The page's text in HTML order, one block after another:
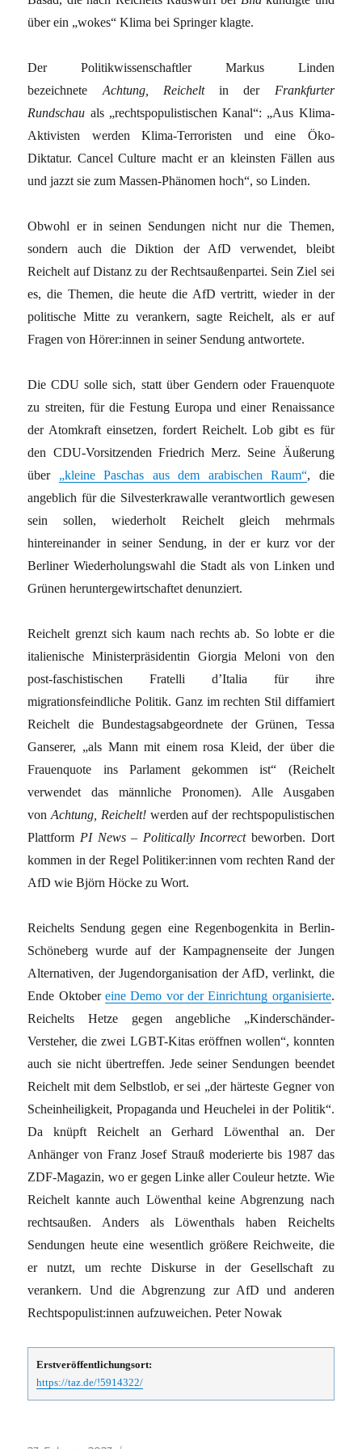
über ein „wokes“ Klima bei Springer klagte.
Der Politikwissenschaftler Markus Linden
bezeichnete Achtung, Reicheltin der Frankfurter
Rundschau als „rechtspopulistischen Kanal“: „Aus Klima-
Aktivisten werden Klima-Terroristen und eine Öko-
Diktatur. Cancel Culture macht er an kleinsten Fällen aus
und jazzt sie zum Massen-Phänomen hoch“, so Linden.
Obwohl er in seinen Sendungen nicht nur die Themen,
sondern auch die Diktion der AfD verwendet, bleibt
Reichelt auf Distanz zu der Rechtsaußenpartei. Sein Ziel sei
es, die Themen, die heute die AfD vertritt, wieder in der
politische Mitte zu verankern, sagte Reichelt, als er auf
Fragen von Hö­re­r:in­nen in seiner Sendung antwortete.
Die CDU solle sich, statt über Gendern oder Frauenquote
zu streiten, für die Festung Europa und einer Renaissance
der Atomkraft einsetzen, fordert Reichelt. Lob gibt es für
den CDU-Vorsitzenden Friedrich Merz. Seine Äußerung
über „kleine Paschas aus dem arabischen Raum“, die
angeblich für die Silvesterkrawalle verantwortlich gewesen
sein sollen, wiederholt Reichelt gleich mehrmals
hintereinander in seiner Sendung, in der er kurz vor der
Berliner Wiederholungswahl die Stadt als von Linken und
Grünen heruntergewirtschaftet denunziert.
Reichelt grenzt sich kaum nach rechts ab. So lobte er die
italienische Ministerpräsidentin Giorgia Meloni von den
post-faschistischen Fratelli d’Italia für ihre
migrationsfeindliche Politik. Ganz im rechten Stil diffamiert
Reichelt die Bundestagsabgeordnete der Grünen, Tessa
Ganserer, „als Mann mit einem rosa Kleid, der über die
Frauenquote ins Parlament gekommen ist“ (Reichelt
verwendet das männliche Pronomen). Alle Ausgaben
vonAchtung, Reichelt!werden auf der rechtspopulistischen
Plattform PI News – Politically Incorrectbeworben. Dort
kommen in der Regel Po­li­ti­ker:­innen vom rechten Rand der
AfD wie Björn Höcke zu Wort.
Reichelts Sendung gegen eine Regenbogenkita in Berlin-
Schöneberg wurde auf der Kampagnenseite der Jungen
Alternativen, der Jugendorganisation der AfD, verlinkt, die
Ende Oktobereine Demo vor der Einrichtung organisierte.
Reichelts Hetze gegen angebliche „Kinderschänder-
Versteher, die zwei LGBT-Kitas eröffnen wollen“, konnten
auch sie nicht übertreffen. Jede seiner Sendungen beendet
Reichelt mit dem Selbstlob, er sei „der härteste Gegner von
Scheinheiligkeit, Propaganda und Heuchelei in der Politik“.
Da knüpft Reichelt an Gerhard Löwenthal an. Der
Anhänger von Franz Josef Strauß moderierte bis 1987 das
ZDF-Magazin, wo er gegen Linke aller Couleur hetzte. Wie
Reichelt kannte auch Löwenthal keine Abgrenzung nach
rechtsaußen. Anders als Löwenthals haben Reichelts
Sendungen heute eine wesentlich größere Reichweite, die
er nutzt, um rechte Diskurse in der Gesellschaft zu
verankern. Und die Abgrenzung zur AfD und anderen
Rechts­po­pu­lis­t:in­nen aufzuweichen. Peter Nowak
Erstveröffentlichungsort:
https://taz.de/!5914322/